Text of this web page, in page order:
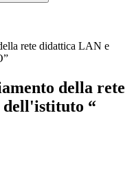
rete didattica LAN e
della rete
“